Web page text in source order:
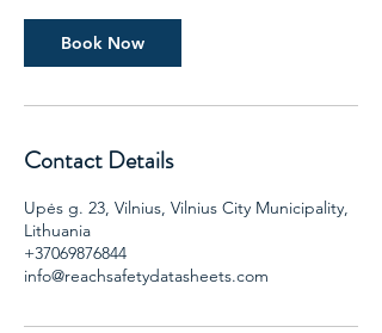
Book Now
Contact Details
Upės g. 23, Vilnius, Vilnius City Municipality,
Lithuania
+37069876844
info@reachsafetydatasheets.com